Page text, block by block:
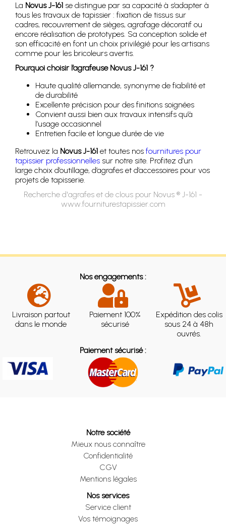
La Novus J-161 se distingue par sa capacité à s’adapter à
tous les travaux de tapissier : fixation de tissus sur
cadres, recouvrement de sièges, agrafage décoratif ou
encore réalisation de prototypes. Sa conception solide et
son efficacité en font un choix privilégié pour les artisans
comme pour les bricoleurs avertis.
Pourquoi choisir l’agrafeuse Novus J-161 ?
Haute qualité allemande, synonyme de fiabilité et
de durabilité
Excellente précision pour des finitions soignées
Convient aussi bien aux travaux intensifs qu’à
l’usage occasionnel
Entretien facile et longue durée de vie
Retrouvez la Novus J-161 et toutes nos fournitures pour
tapissier professionnelles sur notre site. Profitez d’un
large choix d’outillage, d’agrafes et d’accessoires pour vos
projets de tapisserie.
Recherche d'agrafes et de clous pour Novus ® J-161 -
www.fourniturestapissier.com
Nos engagements :
Livraison partout
dans le monde
Paiement 100%
sécurisé
Expédition des colis
sous 24 à 48h
ouvrés.
Paiement sécurisé :
Notre société
Mieux nous connaître
Confidentialité
CGV
Mentions légales
Nos services
Service client
Vos témoignages